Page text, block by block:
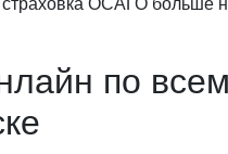
ОСАГО больше
по всем